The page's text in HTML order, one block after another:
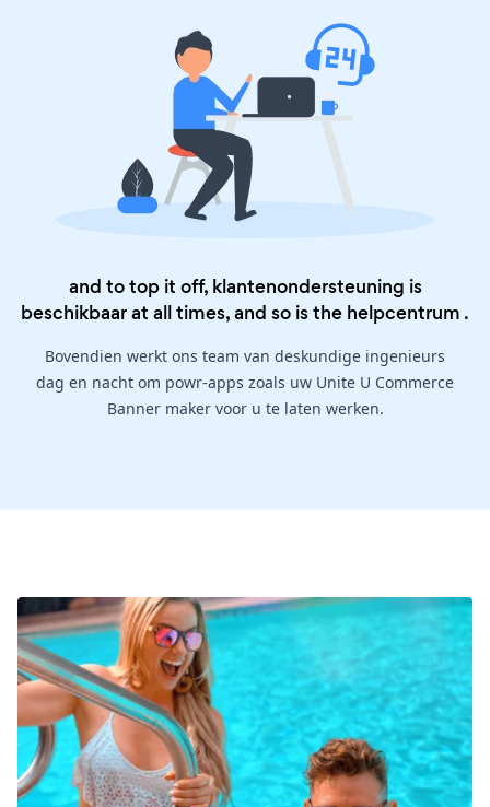
and to top it off, klantenondersteuning is
beschikbaar at all times, and so is the helpcentrum .
Bovendien werkt ons team van deskundige ingenieurs
dag en nacht om powr-apps zoals uw Unite U Commerce
Banner maker voor u te laten werken.